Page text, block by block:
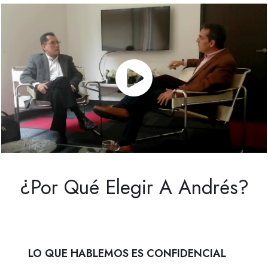
¿Por Qué Elegir A Andrés?
LO QUE HABLEMOS ES CONFIDENCIAL